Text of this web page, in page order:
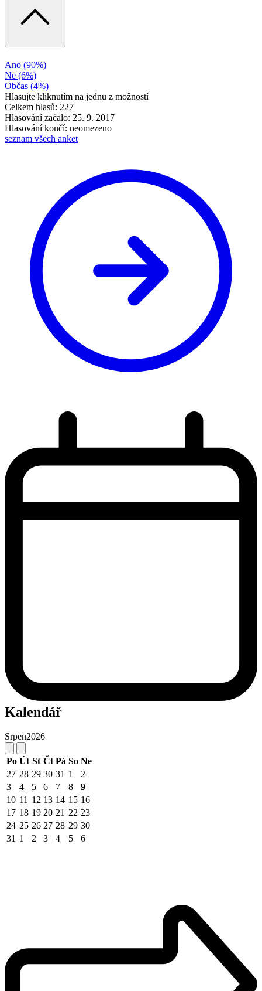
Ano (90%)
Ne (6%)
Občas (4%)
Hlasujte kliknutím na jednu z možností
Celkem hlasů: 227
Hlasování začalo: 25. 9. 2017
Hlasování končí: neomezeno
seznam všech anket
Kalendář
Srpen2026
Po Út St Čt Pá So Ne
27 28 29 30 31 1
2
3
4 5 6 7 8
9
10 11 12 13 14 15 16
17 18 19 20 21 22 23
24 25 26 27 28 29 30
31 1 2 3 4 5 6